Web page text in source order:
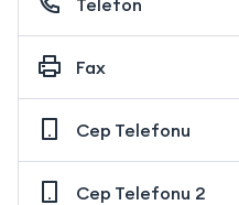
Telefon
Fax
Cep Telefonu
Cep Telefonu 2